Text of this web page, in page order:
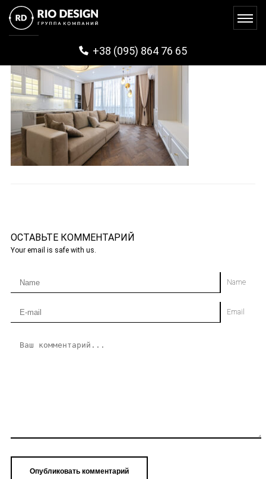
+38 (095) 864 76 65
ОСТАВЬТЕ КОММЕНТАРИЙ
Your email is safe with us.
Name
Email